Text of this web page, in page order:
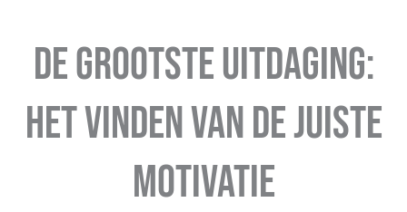
De grootste uitdaging:
het vinden van de juiste
motivatie